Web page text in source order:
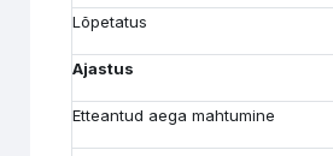
Lõpetatus
Ajastus
Etteantud aega mahtumine